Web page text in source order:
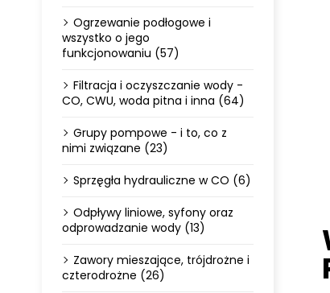
Ogrzewanie podłogowe i
wszystko o jego
funkcjonowaniu (57)
Filtracja i oczyszczanie wody -
CO, CWU, woda pitna i inna (64)
Grupy pompowe - i to, co z
nimi związane (23)
Sprzęgła hydrauliczne w CO (6)
Odpływy liniowe, syfony oraz
odprowadzanie wody (13)
Zawory mieszające, trójdrożne i
czterodrożne (26)